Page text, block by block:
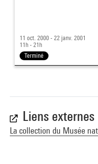
11 oct. 2000 - 22 janv. 2001
11h - 21h
Terminé
Liens externes
La collection du Musée